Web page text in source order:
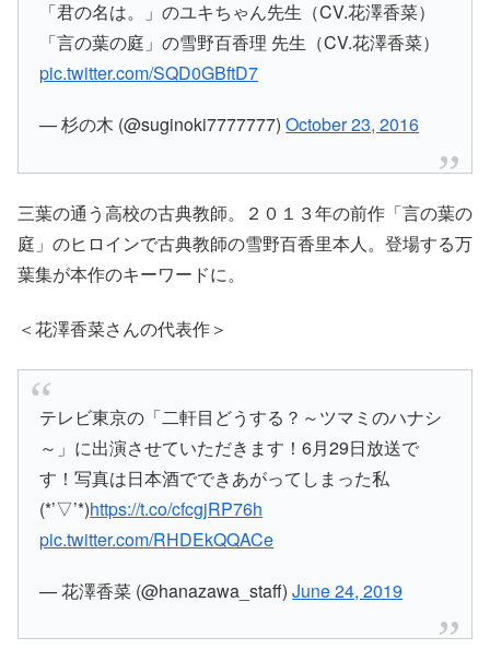
「君の名は。」のユキちゃん先生（CV.花澤香菜）
「言の葉の庭」の雪野百香理 先生（CV.花澤香菜）
pic.twitter.com/SQD0GBftD7
— 杉の木 (@suginoki7777777)October 23, 2016
三葉の通う高校の古典教師。２０１３年の前作「言の葉の
庭」のヒロインで古典教師の雪野百香里本人。登場する万
葉集が本作のキーワードに。
＜花澤香菜さんの代表作＞
テレビ東京の「二軒目どうする？～ツマミのハナシ
～」に出演させていただきます！6月29日放送で
す！写真は日本酒でできあがってしまった私
(*’▽’*)https://t.co/cfcgjRP76h
pic.twitter.com/RHDEkQQACe
— 花澤香菜 (@hanazawa_staff)June 24, 2019